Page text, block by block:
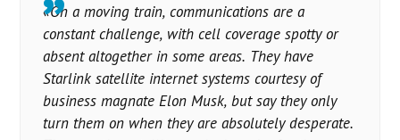
«On a moving train, communications are a
constant challenge, with cell coverage spotty or
absent altogether in some areas. They have
Starlink satellite internet systems courtesy of
business magnate Elon Musk, but say they only
turn them on when they are absolutely desperate.